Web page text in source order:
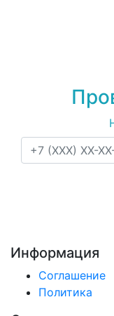
Информация
Соглашение
Политика